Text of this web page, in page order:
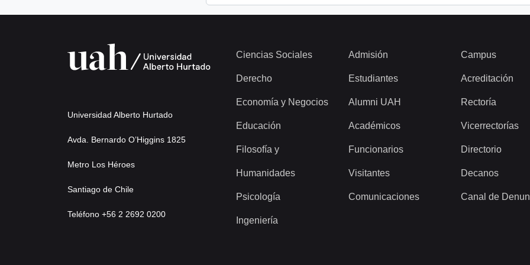
Universidad Alberto Hurtado
Avda. Bernardo O’Higgins 1825
Metro Los Héroes
Santiago de Chile
Teléfono +56 2 2692 0200
Ciencias Sociales
Derecho
Economía y Negocios
Educación
Filosofía y
Humanidades
Psicología
Ingeniería
Admisión
Estudiantes
Alumni UAH
Académicos
Funcionarios
Visitantes
Comunicaciones
Campus
Acreditación
Rectoría
Vicerrectorías
Directorio
Decanos
Canal de